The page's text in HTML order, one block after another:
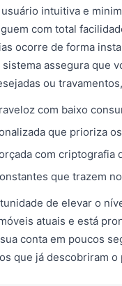
intuitiva e
com total
ocorre de forma
assegura que
ou
com baixo
que prioriza
com criptografia
que trazem
de elevar o
atuais e está
conta em poucos
que já descobriram